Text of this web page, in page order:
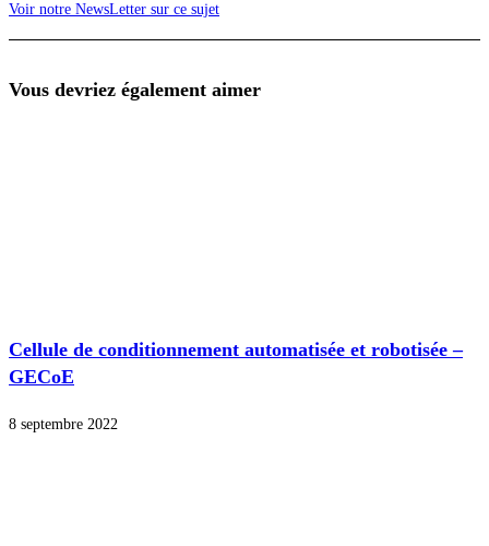
Voir notre NewsLetter sur ce sujet
Vous devriez également aimer
Cellule de conditionnement automatisée et robotisée –
GECoE
8 septembre 2022